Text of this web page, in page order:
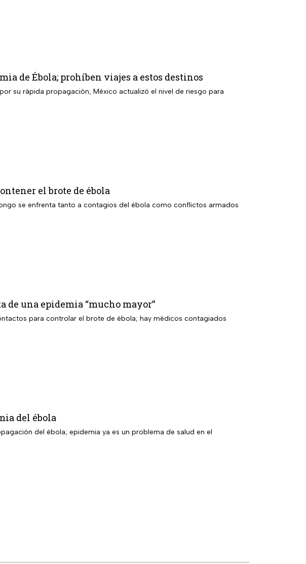
de Ébola; prohíben viajes a estos destinos
su rápida propagación; México actualizó el nivel de riesgo para
el brote de ébola
se enfrenta tanto a contagios del ébola como conflictos armados
de una epidemia “mucho mayor”
para controlar el brote de ébola; hay médicos contagiados
del ébola
del ébola; epidemia ya es un problema de salud en el
sobre este tema